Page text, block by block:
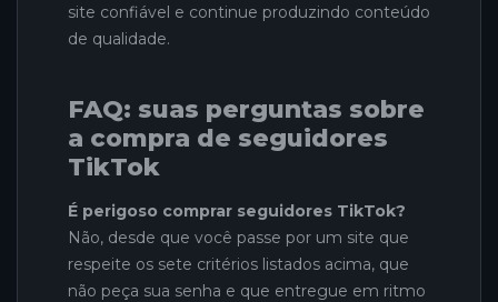
site confiável e continue produzindo conteúdo
de qualidade.
FAQ: suas perguntas sobre
a compra de seguidores
TikTok
É perigoso comprar seguidores TikTok?
Não, desde que você passe por um site que
respeite os sete critérios listados acima, que
não peça sua senha e que entregue em ritmo